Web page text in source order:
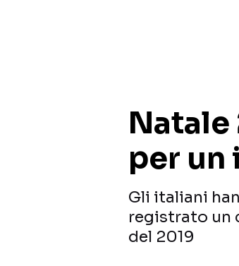
per un
Gli italiani
registrato un
del 2019